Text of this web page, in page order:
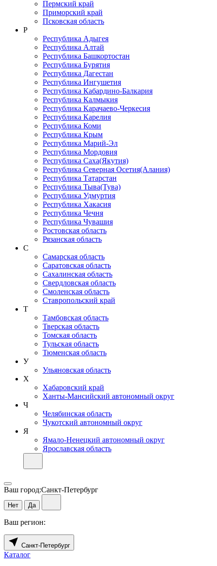
Пермский край
Приморский край
Псковская область
Р
Республика Адыгея
Республика Алтай
Республика Башкортостан
Республика Бурятия
Республика Дагестан
Республика Ингушетия
Республика Кабардино-Балкария
Республика Калмыкия
Республика Карачаево-Черкеcия
Республика Карелия
Республика Коми
Республика Крым
Республика Марий-Эл
Республика Мордовия
Республика Саха(Якутия)
Республика Северная Осетия(Алания)
Республика Татарстан
Республика Тыва(Тува)
Республика Удмуртия
Республика Хакасия
Республика Чечня
Республика Чувашия
Ростовская область
Рязанская область
С
Самарская область
Саратовская область
Сахалинская область
Свердловская область
Смоленская область
Ставропольский край
Т
Тамбовская область
Тверская область
Томская область
Тульская область
Тюменская область
У
Ульяновская область
Х
Хабаровский край
Ханты-Мансийский автономный округ
Ч
Челябинская область
Чукотский автономный округ
Я
Ямало-Ненецкий автономный округ
Ярославская область
Ваш город:Санкт-Петербург
Нет Да
Ваш регион:
Санкт-Петербург
Каталог